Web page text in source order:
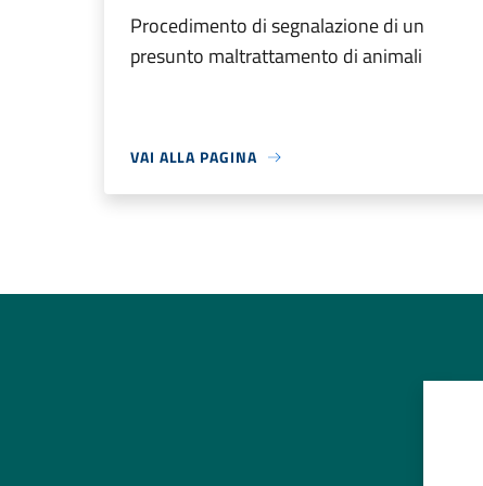
Procedimento di segnalazione di un
presunto maltrattamento di animali
VAI ALLA PAGINA